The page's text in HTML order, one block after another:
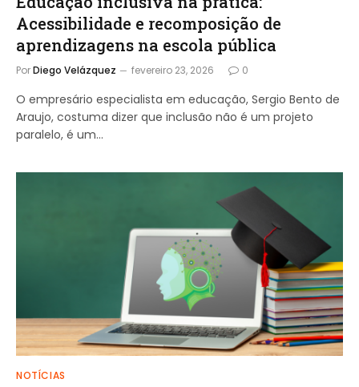
Acessibilidade e recomposição de
aprendizagens na escola pública
PorDiego Velázquez fevereiro 23, 2026 0
O empresário especialista em educação, Sergio Bento de
Araujo, costuma dizer que inclusão não é um projeto
paralelo, é um…
NOTÍCIAS